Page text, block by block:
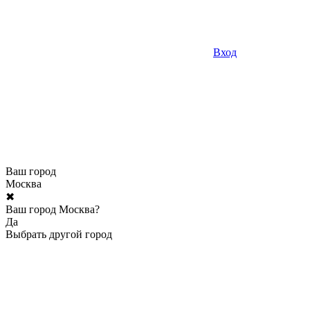
Вход
Ваш город
Москва
✖
Ваш город Москва?
Да
Выбрать другой город